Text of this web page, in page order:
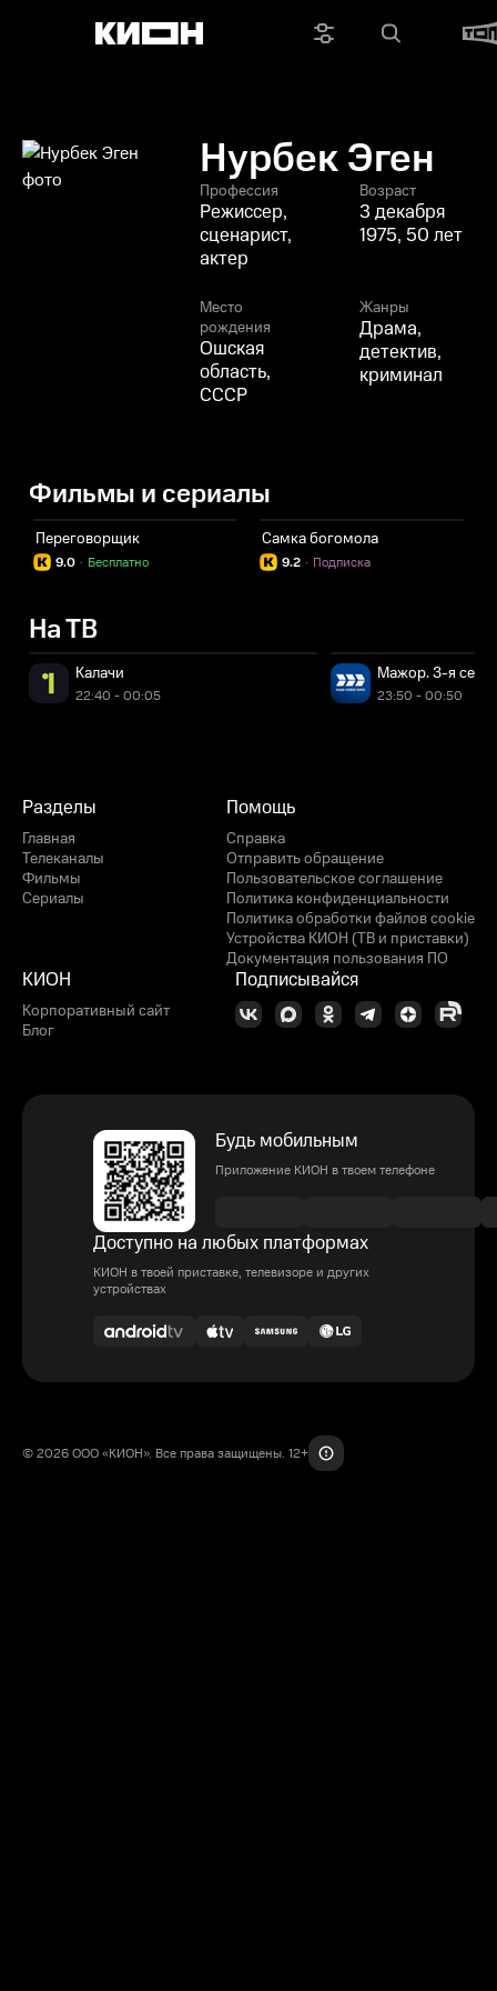
Нурбек Эген
Профессия
Режиссер,
сценарист,
актер
Возраст
3 декабря
1975, 50 лет
Место
рождения
Ошская
область,
СССР
Жанры
Драма,
детектив,
криминал
Фильмы и сериалы
Переговорщик
9.0 Бесплатно
·
Самка богомола
9.2 Подписка
·
На ТВ
Калачи
22:40 - 00:05
Мажор. 3-я
23:50 - 00:50
Разделы
Главная
Телеканалы
Фильмы
Сериалы
Помощь
Справка
Отправить обращение
Пользовательское соглашение
Политика конфиденциальности
Политика обработки файлов cookie
Устройства КИОН (ТВ и приставки)
Документация пользования ПО
КИОН
Корпоративный сайт
Блог
Подписывайся
Будь мобильным
Приложение КИОН в твоем телефоне
Доступно на любых платформах
КИОН в твоей приставке, телевизоре и других
устройствах
© 2026 ООО «КИОН». Все права защищены. 12+